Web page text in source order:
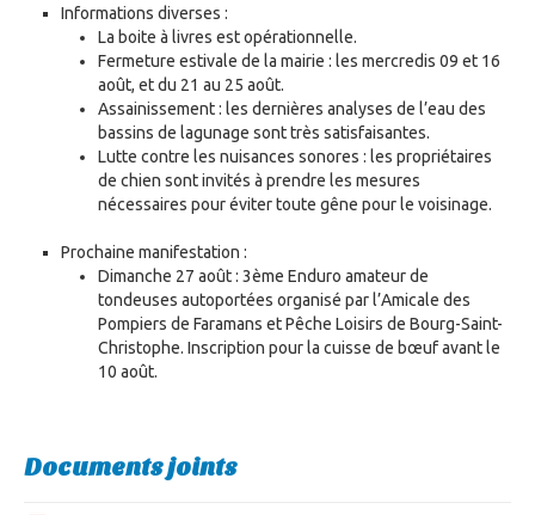
Informations diverses :
La boite à livres est opérationnelle.
Fermeture estivale de la mairie : les mercredis 09 et 16
août, et du 21 au 25 août.
Assainissement : les dernières analyses de l’eau des
bassins de lagunage sont très satisfaisantes.
Lutte contre les nuisances sonores : les propriétaires
de chien sont invités à prendre les mesures
nécessaires pour éviter toute gêne pour le voisinage.
Prochaine manifestation :
Dimanche 27 août : 3ème Enduro amateur de
tondeuses autoportées organisé par l’Amicale des
Pompiers de Faramans et Pêche Loisirs de Bourg-Saint-
Christophe. Inscription pour la cuisse de bœuf avant le
10 août.
Documents joints